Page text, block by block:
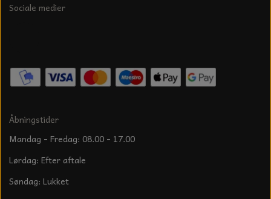
Sociale medier
Åbningstider
Mandag - Fredag: 08.00 - 17.00
Lørdag: Efter aftale
Søndag: Lukket